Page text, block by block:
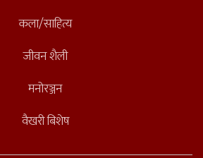
कला/साहित्य
जीवन शैली
मनोरञ्जन
वैखरी बिशेष